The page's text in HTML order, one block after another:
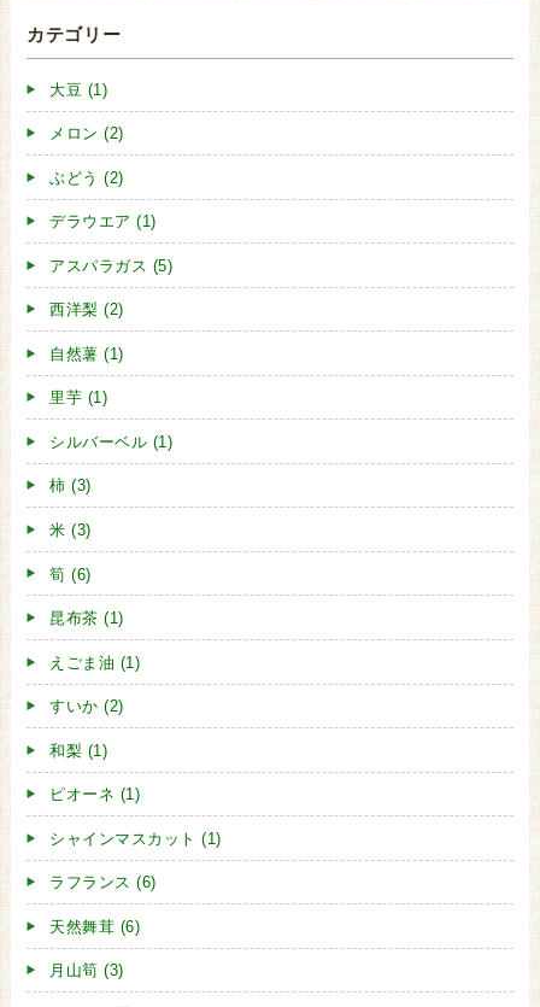
カテゴリー
大豆 (1)
メロン (2)
ぶどう (2)
デラウエア (1)
アスパラガス (5)
西洋梨 (2)
自然薯 (1)
里芋 (1)
シルバーベル (1)
柿 (3)
米 (3)
筍 (6)
昆布茶 (1)
えごま油 (1)
すいか (2)
和梨 (1)
ピオーネ (1)
シャインマスカット (1)
ラフランス (6)
天然舞茸 (6)
月山筍 (3)